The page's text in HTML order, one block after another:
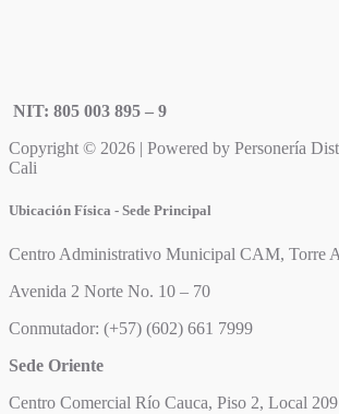
NIT: 805 003 895 – 9
Copyright © 2026 | Powered by Personería
Cali
Ubicación Física - Sede Principal
Centro Administrativo Municipal CAM, Torre
Avenida 2 Norte No. 10 – 70
Conmutador: (+57) (602) 661 7999
Sede Oriente
Centro Comercial Río Cauca, Piso 2, Local 209